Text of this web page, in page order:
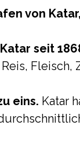
von
seit
eins. Katar